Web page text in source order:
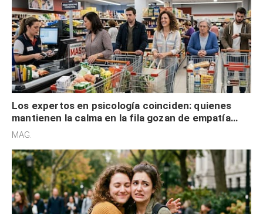
Los expertos en psicología coinciden: quienes
mantienen la calma en la fila gozan de empatía
cognitiva, gratitud y no solo tienen autocontrol
MAG.